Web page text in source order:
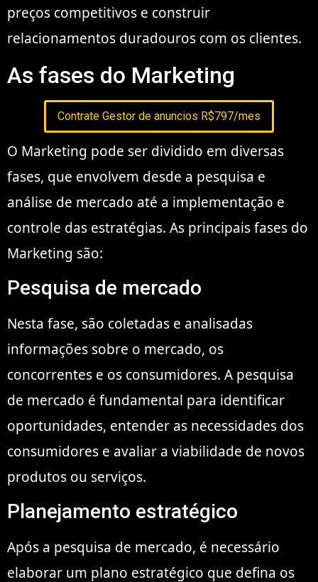
preços competitivos e construir
relacionamentos duradouros com os clientes.
As fases do Marketing
Contrate Gestor de anuncios R$797/mes
O Marketing pode ser dividido em diversas
fases, que envolvem desde a pesquisa e
análise de mercado até a implementação e
controle das estratégias. As principais fases do
Marketing são:
Pesquisa de mercado
Nesta fase, são coletadas e analisadas
informações sobre o mercado, os
concorrentes e os consumidores. A pesquisa
de mercado é fundamental para identificar
oportunidades, entender as necessidades dos
consumidores e avaliar a viabilidade de novos
produtos ou serviços.
Planejamento estratégico
Após a pesquisa de mercado, é necessário
elaborar um plano estratégico que defina os